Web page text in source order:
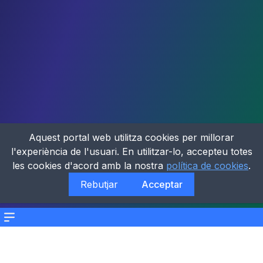
Menu
Aquest portal web utilitza cookies per millorar
l'experiència de l'usuari. En utilitzar-lo, accepteu totes
les cookies d'acord amb la nostra política de cookies.
Rebutjar
Acceptar